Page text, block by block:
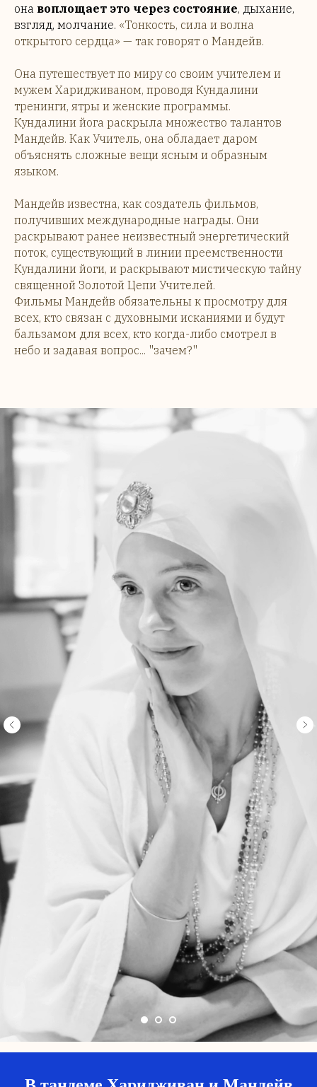
она воплощает это через состояние, дыхание,
взгляд, молчание. «Тонкость, сила и волна
открытого сердца» — так говорят о Мандейв.
Она путешествует по миру со своим учителем и
мужем Харидживаном, проводя Кундалини
тренинги, ятры и женские программы.
Кундалини йога раскрыла множество талантов
Мандейв. Как Учитель, она обладает даром
объяснять сложные вещи ясным и образным
языком.
Мандейв известна, как создатель фильмов,
получивших международные награды. Они
раскрывают ранее неизвестный энергетический
поток, существующий в линии преемственности
Кундалини йоги, и раскрывают мистическую тайну
священной Золотой Цепи Учителей.
Фильмы Мандейв обязательны к просмотру для
всех, кто связан с духовными исканиями и будут
бальзамом для всех, кто когда-либо смотрел в
небо и задавая вопрос... "зачем?"